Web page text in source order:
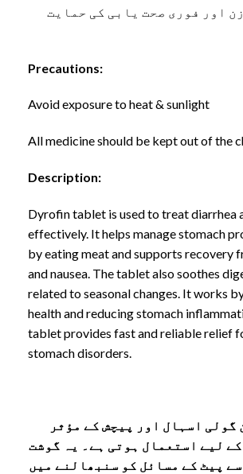
اور فوری صحت یابی کی حمایت
Precautions:
Avoid exposure to heat & sunlight
All medicine should be kept out of the
Description:
Dyrofin tablet is used to treat diarrhea
effectively. It helps manage stomach
by eating meat and supports recovery
and nausea. The tablet also soothes
related to seasonal changes. It works
health and reducing stomach
tablet provides fast and reliable relief
stomach disorders.
گولی اسہال اور پیچش کے مؤثر
کے لیے استعمال ہوتی ہے۔ یہ گوشت
پیٹ کے مسائل کو سنبھالنے میں